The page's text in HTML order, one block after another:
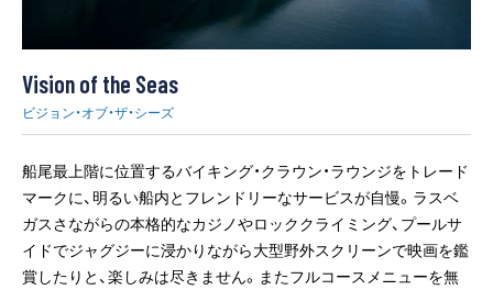
Vision of the Seas
ビジョン・オブ・ザ・シーズ
船尾最上階に位置するバイキング・クラウン・ラウンジをトレード
マークに、明るい船内とフレンドリーなサービスが自慢。ラスベ
ガスさながらの本格的なカジノやロッククライミング、プールサ
イドでジャグジーに浸かりながら大型野外スクリーンで映画を鑑
賞したりと、楽しみは尽きません。またフルコースメニューを無